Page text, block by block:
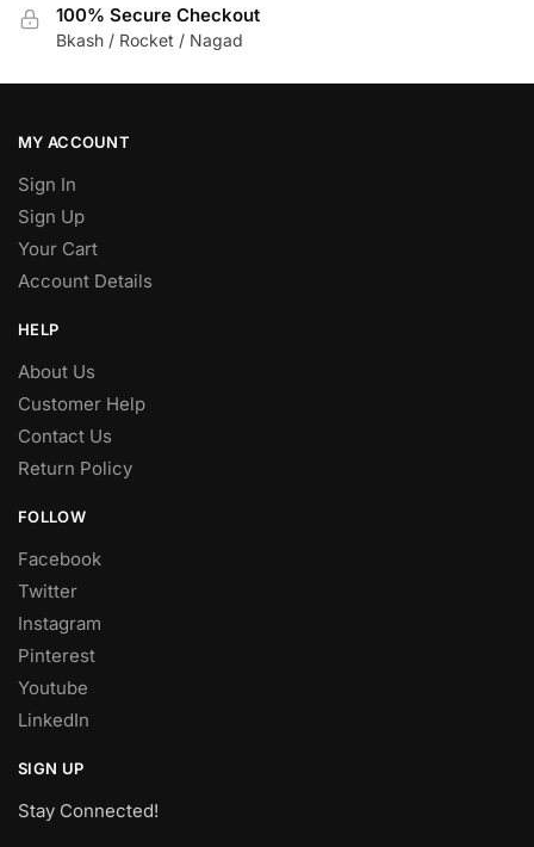
100% Secure Checkout
Bkash / Rocket / Nagad
MY ACCOUNT
Sign In
Sign Up
Your Cart
Account Details
HELP
About Us
Customer Help
Contact Us
Return Policy
FOLLOW
Facebook
Twitter
Instagram
Pinterest
Youtube
LinkedIn
SIGN UP
Stay Connected!